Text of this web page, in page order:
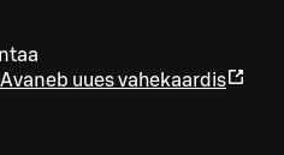
Avaneb uues vahekaardis